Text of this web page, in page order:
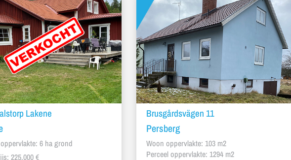
Lakene
6 ha grond
225,000 €
Brusgårdsvägen 11
Persberg
Woon oppervlakte: 103 m2
Perceel oppervlakte: 1294 m2